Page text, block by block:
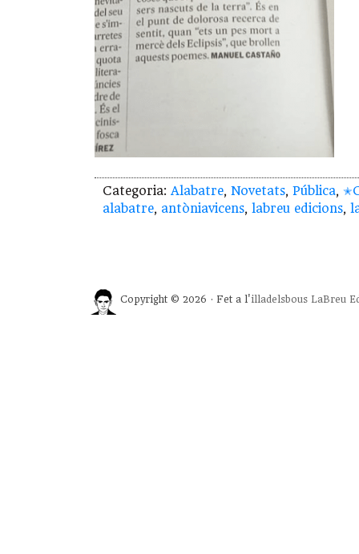
Categoria: Alabatre, Novetats, Pública,
alabatre, antòniavicens, labreu edicions,
Copyright © 2026 · Fet a l'illadelsbous LaBreu